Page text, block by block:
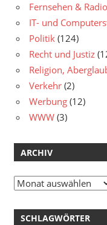
Fernsehen & Radio
IT- und
Politik (124)
Recht und Justiz
Religion,
Verkehr (2)
Werbung (12)
WWW (3)
ARCHIV
Archiv
SCHLAGWÖRTER